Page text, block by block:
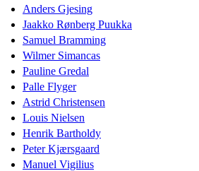
Anders Gjesing
Jaakko Rønberg Puukka
Samuel Bramming
Wilmer Simancas
Pauline Gredal
Palle Flyger
Astrid Christensen
Louis Nielsen
Henrik Bartholdy
Peter Kjærsgaard
Manuel Vigilius